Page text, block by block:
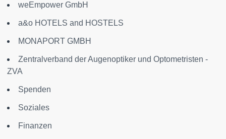
weEmpower GmbH
a&o HOTELS and HOSTELS
MONAPORT GMBH
Zentralverband der Augenoptiker und Optometristen -
ZVA
Spenden
Soziales
Finanzen